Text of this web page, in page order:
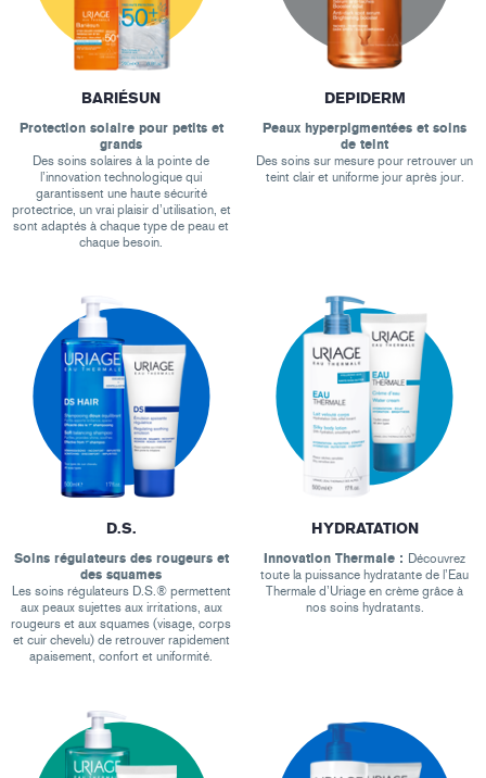
BARIÉSUN
Protection solaire pour petits et
grands
Des soins solaires à la pointe de
l’innovation technologique qui
garantissent une haute sécurité
protectrice, un vrai plaisir d’utilisation, et
sont adaptés à chaque type de peau et
chaque besoin.
DEPIDERM
Peaux hyperpigmentées et soins
de teint
Des soins sur mesure pour retrouver un
teint clair et uniforme jour après jour.
D.S.
Soins régulateurs des rougeurs et
des squames
Les soins régulateurs D.S.® permettent
aux peaux sujettes aux irritations, aux
rougeurs et aux squames (visage, corps
et cuir chevelu) de retrouver rapidement
apaisement, confort et uniformité.
HYDRATATION
Innovation Thermale : Découvrez
toute la puissance hydratante de l’Eau
Thermale d’Uriage en crème grâce à
nos soins hydratants.